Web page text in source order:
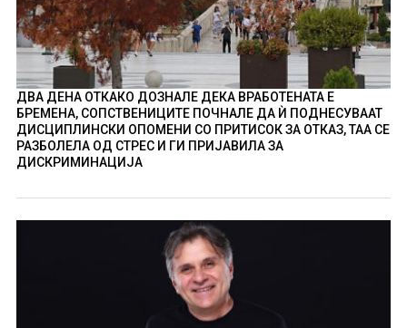
ДВА ДЕНА ОТКАКО ДОЗНАЛЕ ДЕКА ВРАБОТЕНАТА Е
БРЕМЕНА, СОПСТВЕНИЦИТЕ ПОЧНАЛЕ ДА Ѝ ПОДНЕСУВААТ
ДИСЦИПЛИНСКИ ОПОМЕНИ СО ПРИТИСОК ЗА ОТКАЗ, ТАА СЕ
РАЗБОЛЕЛА ОД СТРЕС И ГИ ПРИЈАВИЛА ЗА
ДИСКРИМИНАЦИЈА